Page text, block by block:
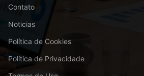
Contato
Noticias
Política de Cookies
Política de Privacidade